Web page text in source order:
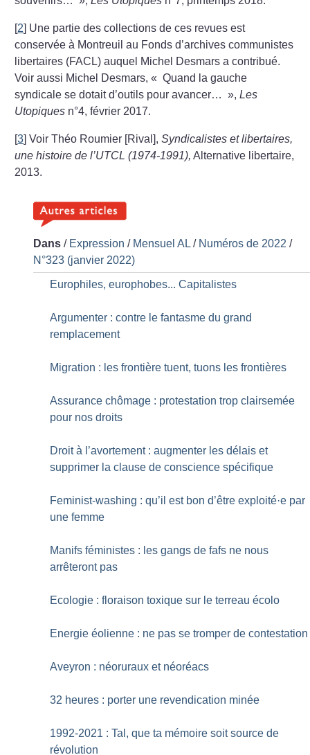
[2] Une partie des collections de ces revues est
conservée à Montreuil au Fonds d’archives communistes
libertaires (FACL) auquel Michel Desmars a contribué.
Voir aussi Michel Desmars, « Quand la gauche
syndicale se dotait d’outils pour avancer…
»,Les
Utopiques n°4, février 2017.
[3]Voir Théo Roumier [Rival],Syndicalistes et libertaires,
une histoire de l’UTCL (1974-1991), Alternative libertaire,
2013.
Dans / Expression / Mensuel AL / Numéros de 2022 /
N°323 (janvier 2022)
Europhiles, europhobes... Capitalistes
Argumenter : contre le fantasme du grand
remplacement
Migration : les frontière tuent, tuons les frontières
Assurance chômage : protestation trop clairsemée
pour nos droits
Droit à l’avortement : augmenter les délais et
supprimer la clause de conscience spécifique
Feminist-washing : qu’il est bon d’être exploité·e par
une femme
Manifs féministes : les gangs de fafs ne nous
arrêteront pas
Ecologie : floraison toxique sur le terreau écolo
Energie éolienne : ne pas se tromper de contestation
Aveyron : néoruraux et néoréacs
32 heures : porter une revendication minée
1992-2021 : Tal, que ta mémoire soit source de
révolution